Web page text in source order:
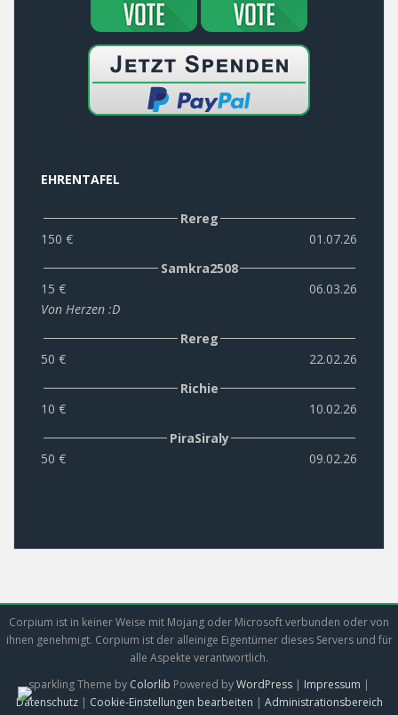
EHRENTAFEL
Rereg
150 €
01.07.26
Samkra2508
15 €
06.03.26
Von Herzen :D
Rereg
50 €
22.02.26
Richie
10 €
10.02.26
PiraSiraly
50 €
09.02.26
Corpium ist in keiner Weise mit Mojang oder Microsoft verbunden oder von
ihnen genehmigt. Corpium ist der alleinige Eigentümer dieses Servers und für
alle Aspekte verantwortlich.
sparkling Theme by Colorlib Powered byWordPress | Impressum |
Datenschutz| Cookie-Einstellungen bearbeiten | Administrationsbereich